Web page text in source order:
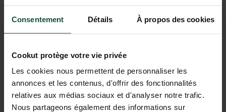
Consentement Détails À propos des cookies
Cookut protège votre vie privée
Les cookies nous permettent de personnaliser les
annonces et les contenus, d'offrir des fonctionnalités
relatives aux médias sociaux et d'analyser notre trafic.
Nous partageons également des informations sur